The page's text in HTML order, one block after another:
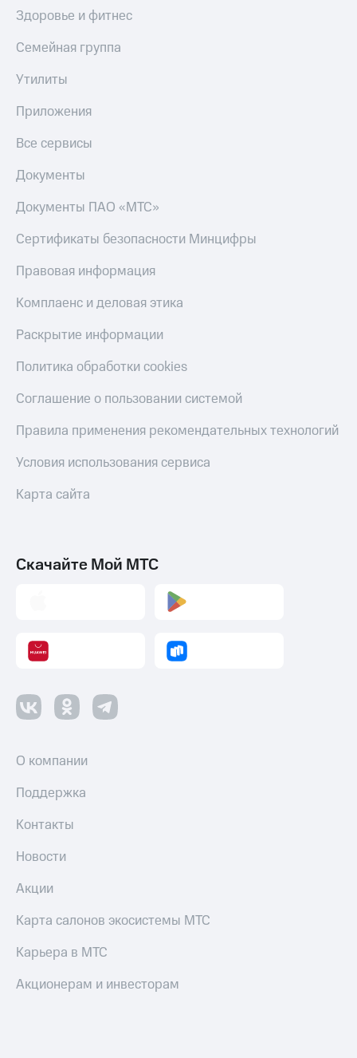
Здоровье и фитнес
Семейная группа
Утилиты
Приложения
Все сервисы
Документы
Документы ПАО «МТС»
Сертификаты безопасности Минцифры
Правовая информация
Комплаенс и деловая этика
Раскрытие информации
Политика обработки cookies
Соглашение о пользовании системой
Правила применения рекомендательных технологий
Условия использования сервиса
Карта сайта
Скачайте Мой МТС
О компании
Поддержка
Контакты
Новости
Акции
Карта салонов экосистемы МТС
Карьера в МТС
Акционерам и инвесторам